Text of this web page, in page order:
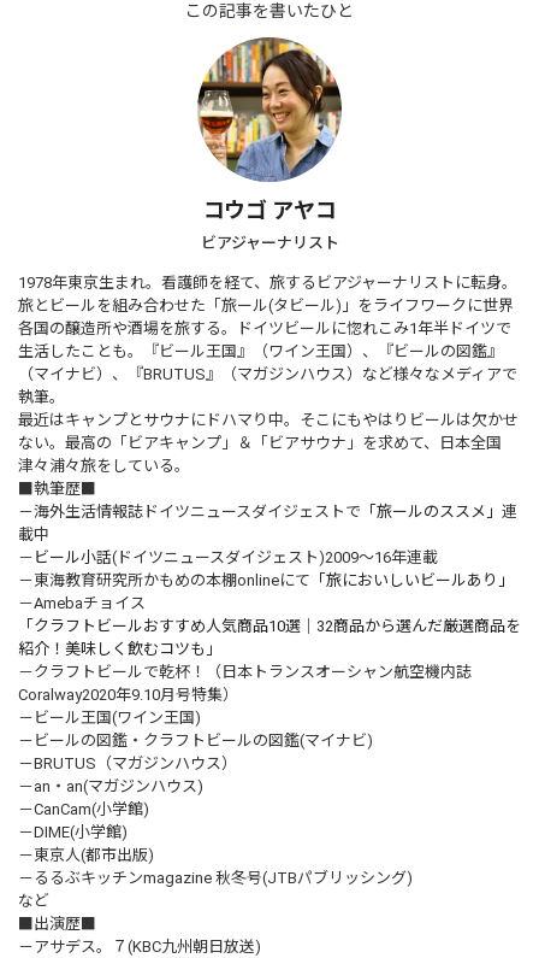
この記事を書いたひと
コウゴ アヤコ
ビアジャーナリスト
1978年東京生まれ。看護師を経て、旅するビアジャーナリストに転身。
旅とビールを組み合わせた「旅ール(タビール)」をライフワークに世界
各国の醸造所や酒場を旅する。ドイツビールに惚れこみ1年半ドイツで
生活したことも。『ビール王国』（ワイン王国）、『ビールの図鑑』
（マイナビ）、『BRUTUS』（マガジンハウス）など様々なメディアで
執筆。
最近はキャンプとサウナにドハマり中。そこにもやはりビールは欠かせ
ない。最高の「ビアキャンプ」＆「ビアサウナ」を求めて、日本全国
津々浦々旅をしている。
■執筆歴■
－海外生活情報誌ドイツニュースダイジェストで 「旅ールのススメ」 連
載中
－ ビール小話(ドイツニュースダイジェスト)2009～16年連載
－東海教育研究所かもめの本棚onlineにて 「旅においしいビールあり」
－Amebaチョイス
「クラフトビールおすすめ人気商品10選｜32商品から選んだ厳選商品を
紹介！美味しく飲むコツも」
－クラフトビールで乾杯！（日本トランスオーシャン航空機内誌
Coralway2020年9.10月号特集）
－ビール王国(ワイン王国)
－ビールの図鑑・クラフトビールの図鑑(マイナビ)
－BRUTUS（マガジンハウス）
－an・an(マガジンハウス)
－CanCam(小学館)
－DIME(小学館)
－東京人(都市出版)
－るるぶキッチンmagazine 秋冬号(JTBパブリッシング)
など
■出演歴■
－アサデス。７(KBC九州朝日放送)